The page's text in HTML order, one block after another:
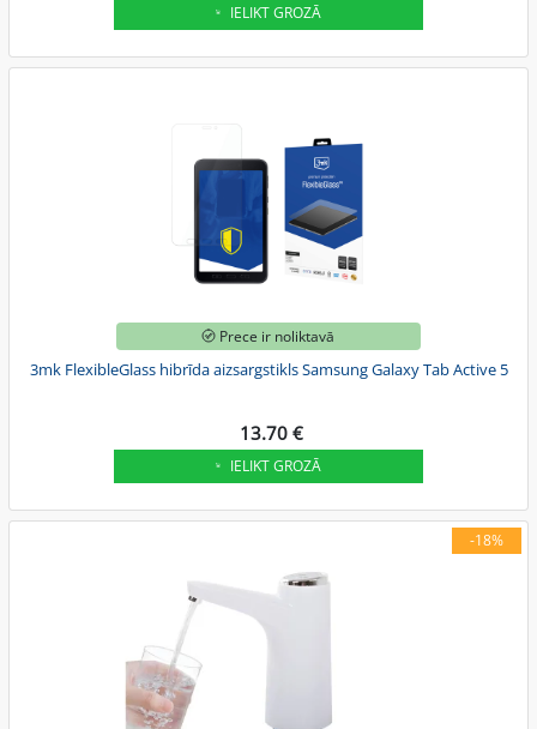
IELIKT GROZĀ
Prece ir noliktavā
3mk FlexibleGlass hibrīda aizsargstikls Samsung Galaxy Tab Active 5
13.70 €
IELIKT GROZĀ
-18%